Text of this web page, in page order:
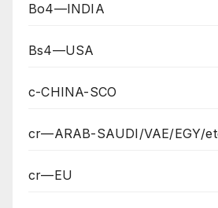
Bo4—INDIA
Bs4—USA
c-CHINA-SCO
cr—ARAB-SAUDI/VAE/EGY/
cr—EU